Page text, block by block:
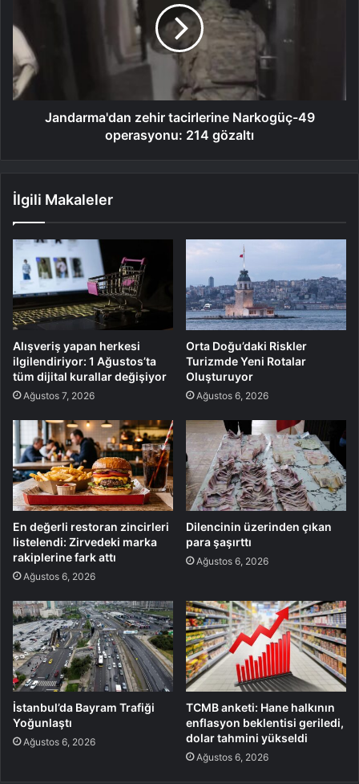
Jandarma'dan zehir tacirlerine Narkogüç-49
operasyonu: 214 gözaltı
İlgili Makaleler
Alışveriş yapan herkesi
ilgilendiriyor: 1 Ağustos’ta
tüm dijital kurallar değişiyor
Ağustos 7, 2026
Orta Doğu’daki Riskler
Turizmde Yeni Rotalar
Oluşturuyor
Ağustos 6, 2026
En değerli restoran zincirleri
listelendi: Zirvedeki marka
rakiplerine fark attı
Ağustos 6, 2026
Dilencinin üzerinden çıkan
para şaşırttı
Ağustos 6, 2026
İstanbul’da Bayram Trafiği
Yoğunlaştı
Ağustos 6, 2026
TCMB anketi: Hane halkının
enflasyon beklentisi geriledi,
dolar tahmini yükseldi
Ağustos 6, 2026